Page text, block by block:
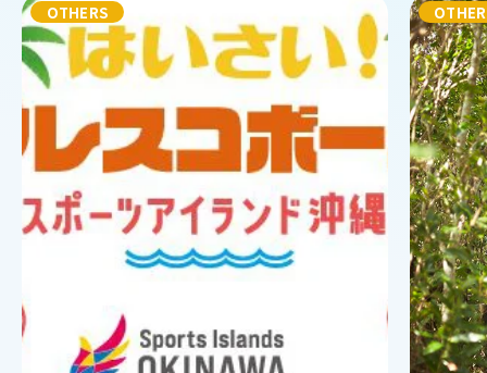
OTHERS